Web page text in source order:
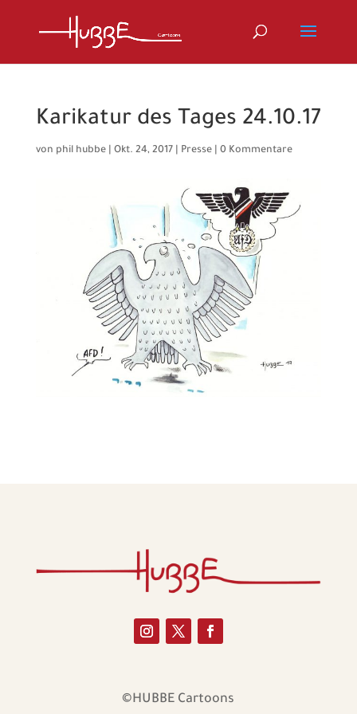
Karikatur des Tages 24.10.17
von phil hubbe| Okt. 24, 2017 Presse| 0 Kommentare
©HUBBE Cartoons